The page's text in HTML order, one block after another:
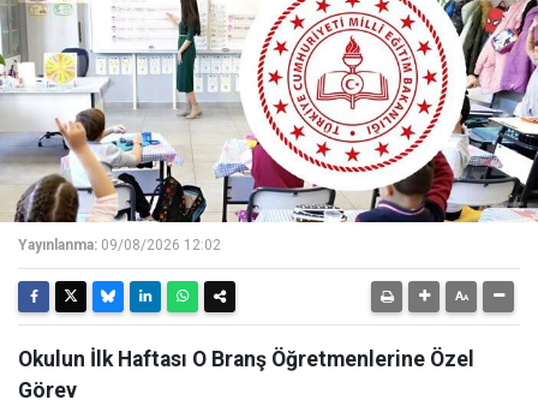
Yayınlanma: 09/08/2026 12:02
Okulun İlk Haftası O Branş Öğretmenlerine Özel
Görev